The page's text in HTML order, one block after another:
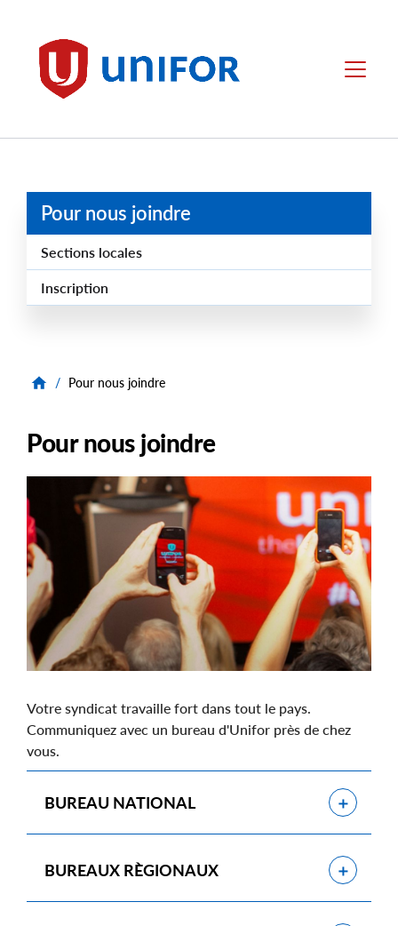
Unifor Menu
Pour nous joindre
Sections locales
Inscription
/ Pour nous joindre
Pour nous joindre
Image
Votre syndicat travaille fort dans tout le pays.
Communiquez avec un bureau d'Unifor près de chez
vous.
Show
BUREAU NATIONAL
Show
BUREAUX RÈGIONAUX